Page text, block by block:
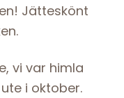
Jätteskönt
vi var himla
i oktober.